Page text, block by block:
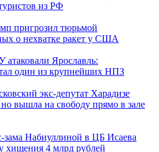
из РФ
пригрозил тюрьмой
о нехватке ракет у США
атаковали Ярославль:
один из крупнейших НПЗ
экс-депутат Харадизе
вышла на свободу прямо в зале
зама Набиуллиной в ЦБ Исаева
хищения 4 млрд рублей